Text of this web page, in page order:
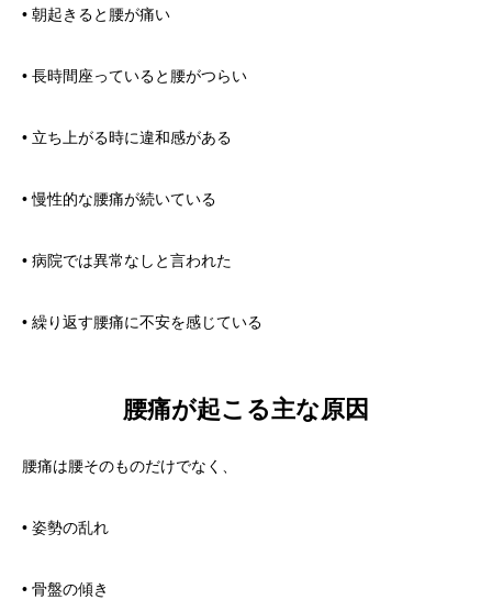
• 朝起きると腰が痛い
• 長時間座っていると腰がつらい
• 立ち上がる時に違和感がある
• 慢性的な腰痛が続いている
• 病院では異常なしと言われた
• 繰り返す腰痛に不安を感じている
腰痛が起こる主な原因
腰痛は腰そのものだけでなく、
• 姿勢の乱れ
• 骨盤の傾き